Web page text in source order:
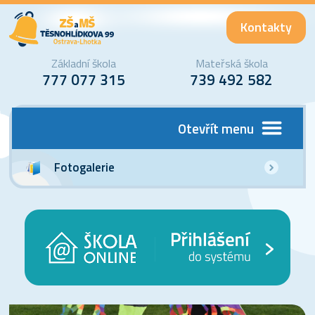
Kontakty
Základní škola
777 077 315
Mateřská škola
739 492 582
Otevřít menu
Fotogalerie